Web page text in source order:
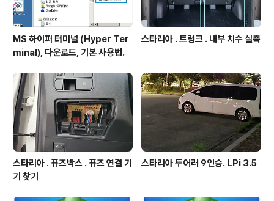
MS 하이퍼 터미널 (Hyper Ter
minal), 다운로드, 기본 사용법.
스타리아 . 트렁크 . 내부 치수 실측
스타리아 . 퓨즈박스 . 퓨즈 연결 기
기 찾기
스타리아 투어러 9인승. LPi 3.5